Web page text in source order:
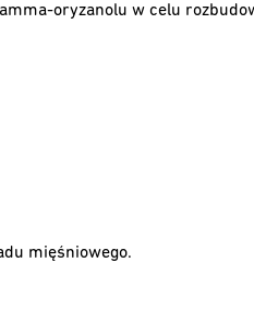
oryzanolu w celu
mięśniowego.